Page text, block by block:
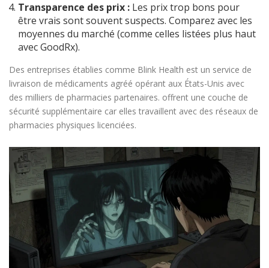
Transparence des prix : Les prix trop bons pour
être vrais sont souvent suspects. Comparez avec les
moyennes du marché (comme celles listées plus haut
avec GoodRx).
Des entreprises établies comme Blink Health est un service de
livraison de médicaments agréé opérant aux États-Unis avec
des milliers de pharmacies partenaires. offrent une couche de
sécurité supplémentaire car elles travaillent avec des réseaux de
pharmacies physiques licenciées.